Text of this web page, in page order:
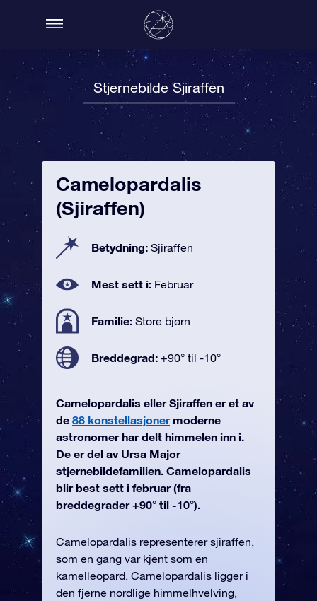
Stjernebilde Sjiraffen
Camelopardalis
(Sjiraffen)
Betydning: Sjiraffen
Mest sett i: Februar
Familie: Store bjørn
Breddegrad: +90° til -10°
Camelopardalis eller Sjiraffen er et av
de 88 konstellasjonermoderne
astronomer har delt himmelen inn i.
De er del av Ursa Major
stjernebildefamilien. Camelopardalis
blir best sett i februar (fra
breddegrader +90° til -10°).
Camelopardalis representerer sjiraffen,
som en gang var kjent som en
kamelleopard. Camelopardalis ligger i
den fjerne nordlige himmelhvelving,